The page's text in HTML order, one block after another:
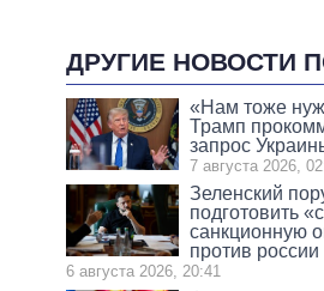
ДРУГИЕ НОВОСТИ
«Нам тоже
Трамп
запрос
7 августа 2026,
Зеленский
подготовить
санкционную
против россии
6 августа 2026, 20:41